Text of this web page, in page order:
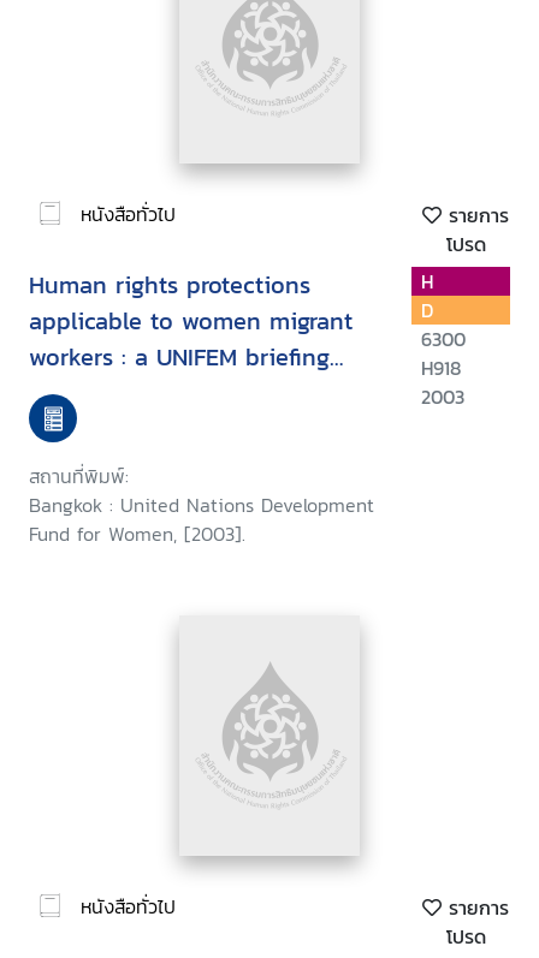
หนังสือทั่วไป
รายการ
โปรด
Human rights protections
applicable to women migrant
workers : a UNIFEM briefing
paper
สถานที่พิมพ์:
Bangkok : United Nations Development
Fund for Women, [2003].
H
D
6300
H918
2003
หนังสือทั่วไป
รายการ
โปรด